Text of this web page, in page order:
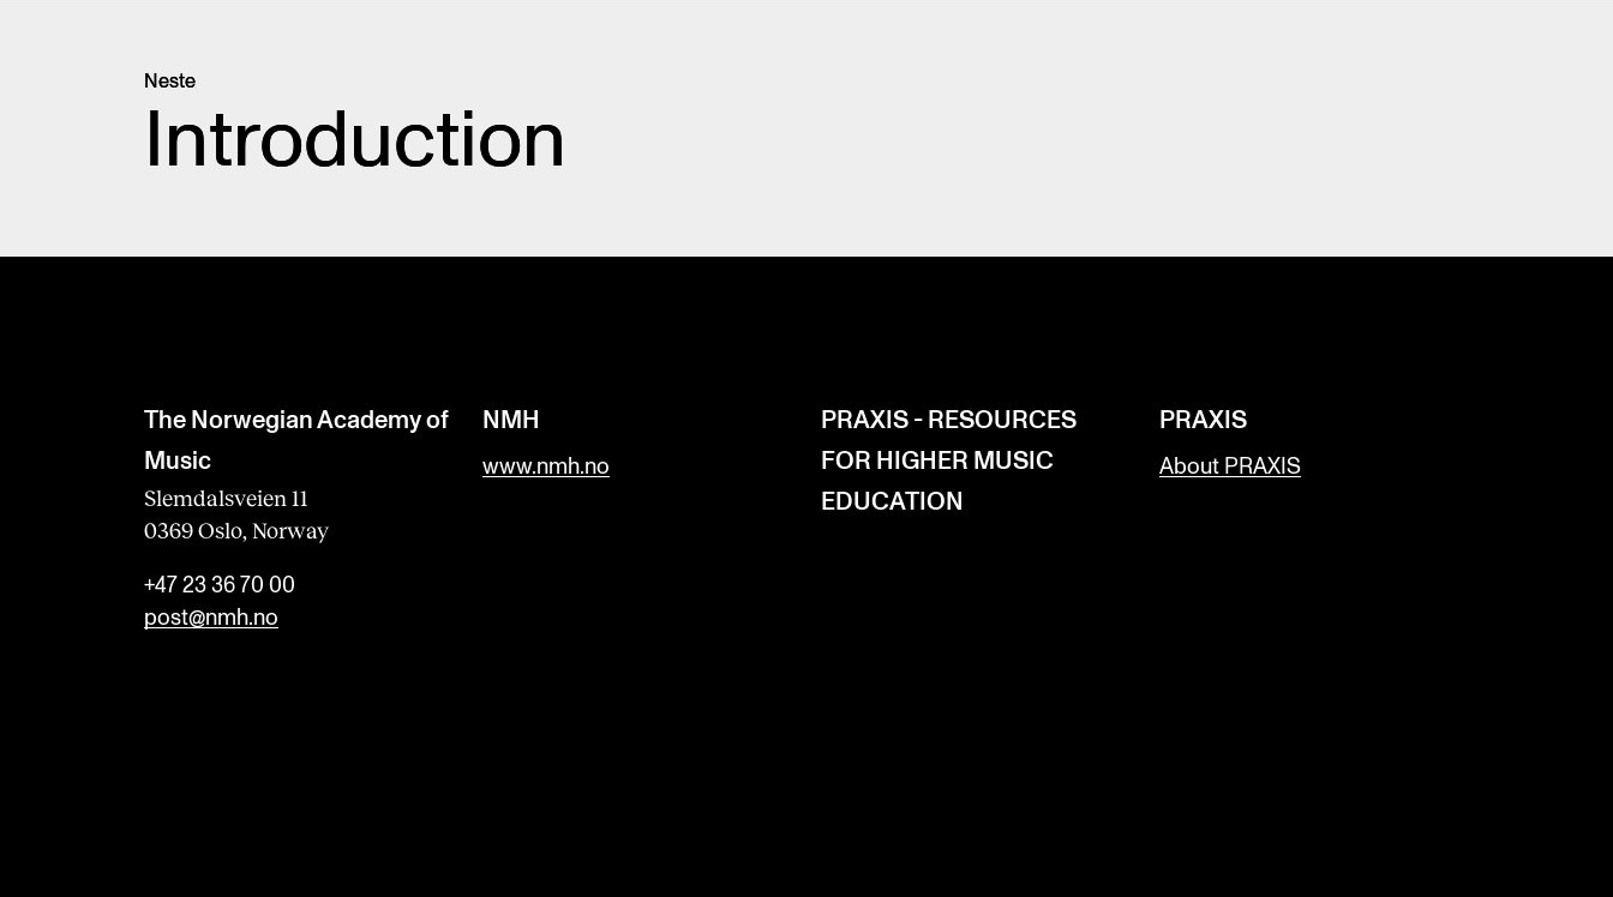
Neste
Introduction
The Norwegian Academy of
Music
Slemdalsveien 11
0369 Oslo, Norway
+47 23 36 70 00
post@nmh.no
NMH
www.nmh.no
PRAXIS - RESOURCES
FOR HIGHER MUSIC
EDUCATION
PRAXIS
About PRAXIS